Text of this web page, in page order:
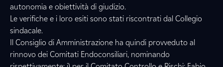
autonomia e obiettività di giudizio.
Le verifiche e i loro esiti sono stati riscontrati dal Collegio
sindacale.
Il Consiglio di Amministrazione ha quindi provveduto al
rinnovo dei Comitati Endoconsiliari, nominando